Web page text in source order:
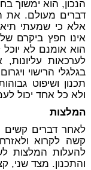
הנכון, הוא ימשוך
דברים מעולם. את
אלא כי שמעתי
אינו חפץ ביקרם
הוא אומנם לא
לערכאות
בגלגלי הרישוי
תכנון ושיפוט
ולא כל אחד יכול
המלצות
לאחר דברים קשים
קשה לקרוא
להעלות המלצות
והתכנון. מצד שני,